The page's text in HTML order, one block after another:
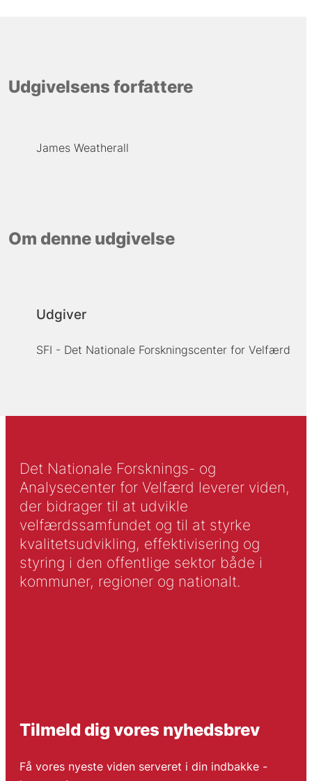
Udgivelsens forfattere
James Weatherall
Om denne udgivelse
Udgiver
SFI - Det Nationale Forskningscenter for Velfærd
Det Nationale Forsknings- og
Analysecenter for Velfærd leverer viden,
der bidrager til at udvikle
velfærdssamfundet og til at styrke
kvalitetsudvikling, effektivisering og
styring i den offentlige sektor både i
kommuner, regioner og nationalt.
Tilmeld dig vores nyhedsbrev
Få vores nyeste viden serveret i din indbakke -